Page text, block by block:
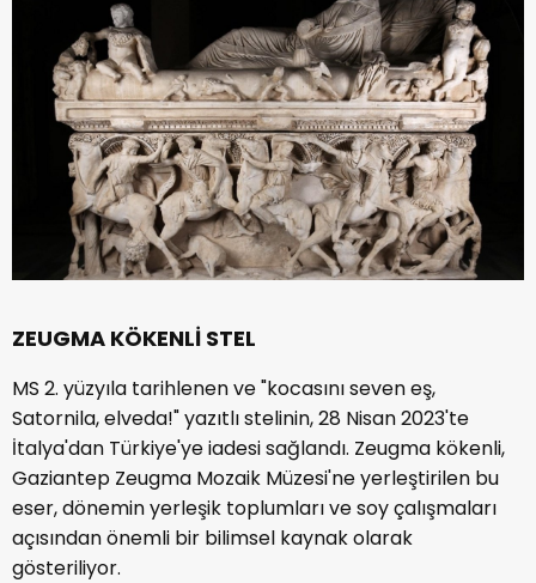
ZEUGMA KÖKENLİ STEL
MS 2. yüzyıla tarihlenen ve "kocasını seven eş,
Satornila, elveda!" yazıtlı stelinin, 28 Nisan 2023'te
İtalya'dan Türkiye'ye iadesi sağlandı. Zeugma kökenli,
Gaziantep Zeugma Mozaik Müzesi'ne yerleştirilen bu
eser, dönemin yerleşik toplumları ve soy çalışmaları
açısından önemli bir bilimsel kaynak olarak
gösteriliyor.